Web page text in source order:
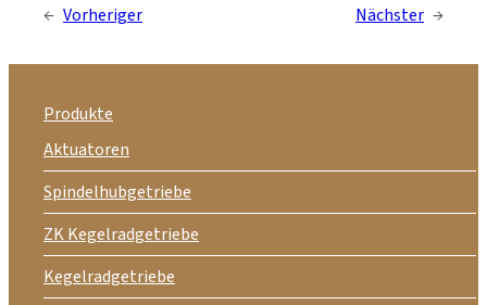
← Vorheriger Nächster →
Produkte
Aktuatoren
Spindelhubgetriebe
ZK Kegelradgetriebe
Kegelradgetriebe